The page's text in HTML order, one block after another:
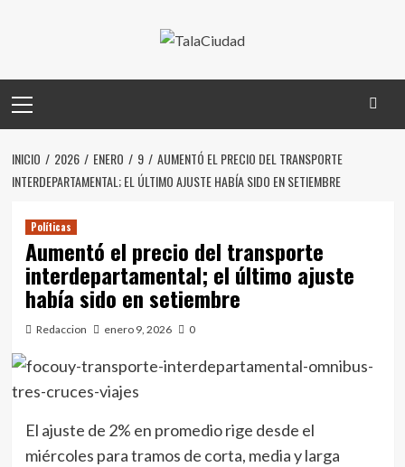
principal
INICIO 2026 ENERO 9
AUMENTÓ EL PRECIO DEL TRANSPORTE
INTERDEPARTAMENTAL; EL ÚLTIMO AJUSTE HABÍA SIDO EN SETIEMBRE
Políticas
Aumentó el precio del transporte
interdepartamental; el último ajuste
había sido en setiembre
Redaccion enero 9, 2026 0
El ajuste de 2% en promedio rige desde el
miércoles para tramos de corta, media y larga